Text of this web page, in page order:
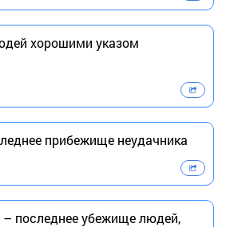
хорошими указом
прибежище неудачника
– последнее убежище людей,